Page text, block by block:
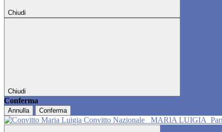
Chiudi
Chiudi
Conferma
Annulla Conferma
Convitto Nazionale MARIA LUIGIA